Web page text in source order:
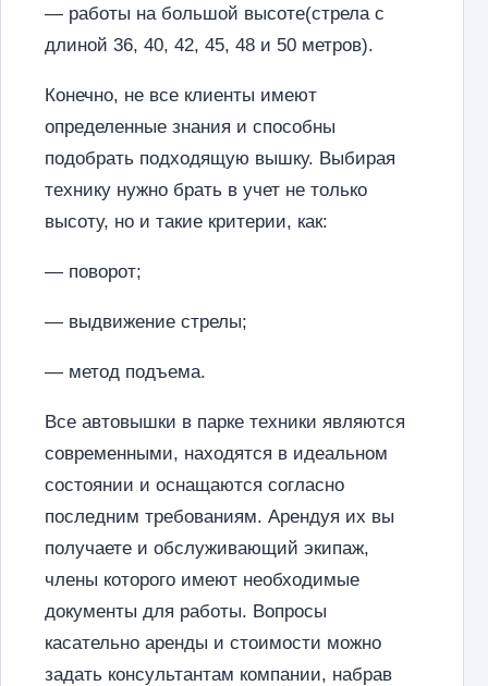
— работы на большой высоте(стрела с
длиной 36, 40, 42, 45, 48 и 50 метров).
Конечно, не все клиенты имеют
определенные знания и способны
подобрать подходящую вышку. Выбирая
технику нужно брать в учет не только
высоту, но и такие критерии, как:
— поворот;
— выдвижение стрелы;
— метод подъема.
Все автовышки в парке техники являются
современными, находятся в идеальном
состоянии и оснащаются согласно
последним требованиям. Арендуя их вы
получаете и обслуживающий экипаж,
члены которого имеют необходимые
документы для работы. Вопросы
касательно аренды и стоимости можно
задать консультантам компании, набрав